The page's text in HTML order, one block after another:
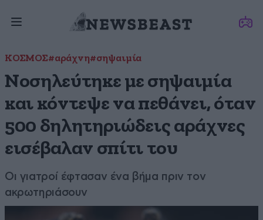
ΚΟΣΜΟΣ#αράχνη#σηψαιμία
Νοσηλεύτηκε με σηψαιμία
και κόντεψε να πεθάνει, όταν
500 δηλητηριώδεις αράχνες
εισέβαλαν σπίτι του
Οι γιατροί έφτασαν ένα βήμα πριν τον
ακρωτηριάσουν